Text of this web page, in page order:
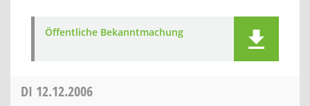
Öffentliche Bekanntmachung
DI 12.12.2006